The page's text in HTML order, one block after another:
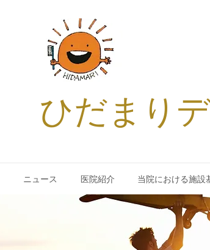
ひだまり
ニュース 医院紹介 当院における施設